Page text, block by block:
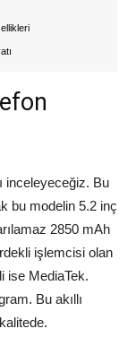
inceleyeceğiz. Bu
bu modelin 5.2 inç
2850 mAh
işlemcisi olan
ise MediaTek.
Bu akıllı